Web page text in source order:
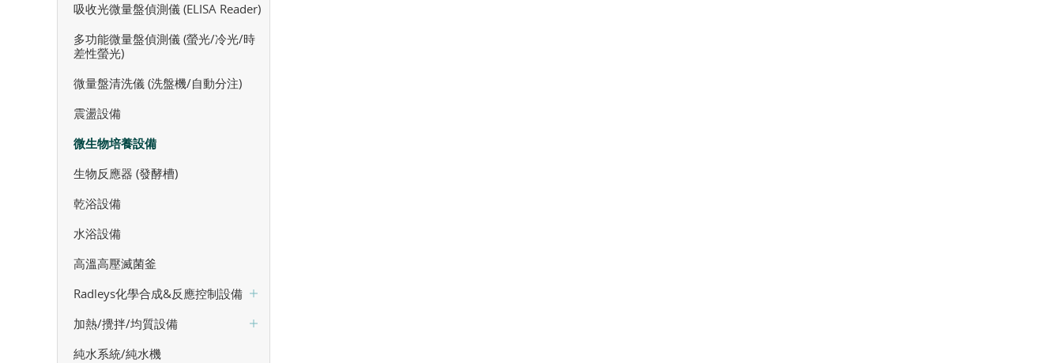
吸收光微量盤偵測儀 (ELISA Reader)
多功能微量盤偵測儀 (螢光/冷光/時
差性螢光)
微量盤清洗儀 (洗盤機/自動分注)
震盪設備
微生物培養設備
生物反應器 (發酵槽)
乾浴設備
水浴設備
高溫高壓滅菌釜
Radleys化學合成&反應控制設備
加熱/攪拌/均質設備
純水系統/純水機